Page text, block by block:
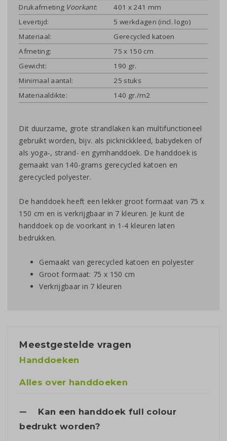
Drukafmeting Voorkant:
401 x 241 mm
Levertijd:
5 werkdagen (incl. logo)
Materiaal:
Gerecycled katoen
Afmeting:
75 x 150 cm
Gewicht:
190 gr.
Minimaal aantal:
25 stuks
Materiaaldikte:
140 gr./m2
Dit duurzame, grote strandlaken kan multifunctioneel
gebruikt worden, bijv. als picknickkleed, babydeken of
als yoga-, strand- en gymhanddoek. De handdoek is
gemaakt van 140-grams gerecycled katoen en
gerecycled polyester.
De handdoek heeft een lekker groot formaat van 75 x
150 cm en is verkrijgbaar in 7 kleuren. Je kunt de
handdoek op de voorkant in 1-4 kleuren laten
bedrukken.
Gemaakt van gerecycled katoen en polyester
Groot formaat: 75 x 150 cm
Verkrijgbaar in 7 kleuren
Meestgestelde vragen
Handdoeken
Alles over handdoeken
Kan een handdoek full colour
bedrukt worden?